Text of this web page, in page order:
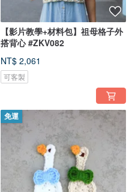
【影片教學+材料包】祖母格子外
搭背心 #ZKV082
NT$ 2,061
可客製
免運